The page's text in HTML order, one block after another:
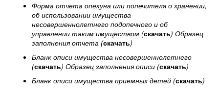
Форма отчета опекуна или попечителя о хранении,
об использовании имущества
несовершеннолетнего подопечного и об
управлении таким имуществом (скачать) Образец
заполнения отчета (скачать)
Бланк описи имущества несовершеннолетнего
(скачать) Образец заполнения описи (скачать)
Бланк описи имущества приемных детей (скачать)